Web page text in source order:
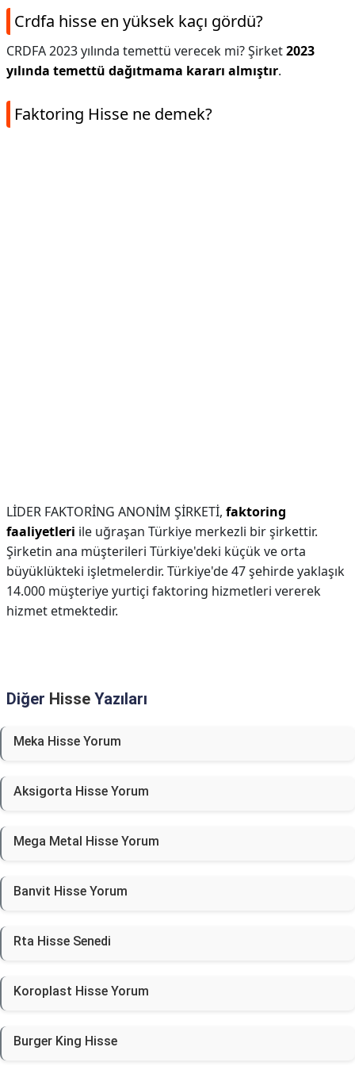
Crdfa hisse en yüksek kaçı gördü?
CRDFA 2023 yılında temettü verecek mi? Şirket2023
yılında temettü dağıtmama kararı almıştır.
Faktoring Hisse ne demek?
LİDER FAKTORİNG ANONİM ŞİRKETİ, faktoring
faaliyetleri ile uğraşan Türkiye merkezli bir şirkettir.
Şirketin ana müşterileri Türkiye'deki küçük ve orta
büyüklükteki işletmelerdir. Türkiye'de 47 şehirde yaklaşık
14.000 müşteriye yurtiçi faktoring hizmetleri vererek
hizmet etmektedir.
Diğer Hisse Yazıları
Meka Hisse Yorum
Aksigorta Hisse Yorum
Mega Metal Hisse Yorum
Banvit Hisse Yorum
Rta Hisse Senedi
Koroplast Hisse Yorum
Burger King Hisse